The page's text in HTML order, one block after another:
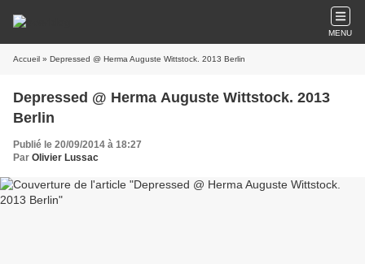
MENU
Accueil » Depressed @ Herma Auguste Wittstock. 2013 Berlin
Depressed @ Herma Auguste Wittstock. 2013
Berlin
Publié le 20/09/2014 à 18:27
Par Olivier Lussac